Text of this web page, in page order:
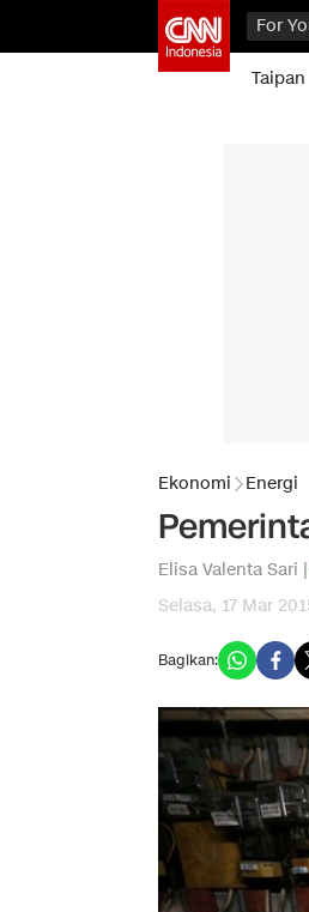
For
Taipan
Ekonomi Energi
Elisa Valenta Sari |
Selasa, 17 Mar
Bagikan: